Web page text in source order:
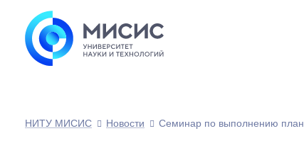
НИТУ МИСИС Новости Семинар по выполнению